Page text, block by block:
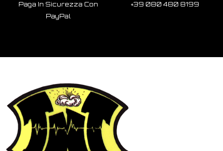
Paga In Sicurezza Con
PayPal
+39 080 480 8199